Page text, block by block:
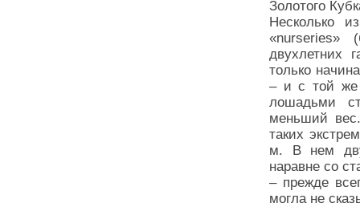
Золотого
Несколько
«nurseries»
двухлетних
только
– и с той же
лошадьми
меньший
таких
м. В нем
наравне со
– прежде
могла не